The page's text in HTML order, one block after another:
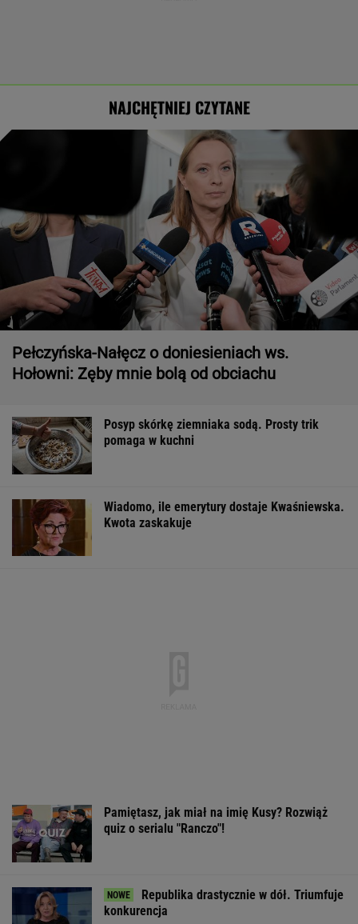
NAJCHĘTNIEJ CZYTANE
Pełczyńska-Nałęcz o doniesieniach ws.
Hołowni: Zęby mnie bolą od obciachu
Posyp skórkę ziemniaka sodą. Prosty trik
pomaga w kuchni
Wiadomo, ile emerytury dostaje Kwaśniewska.
Kwota zaskakuje
Pamiętasz, jak miał na imię Kusy? Rozwiąż
quiz o serialu "Ranczo"!
Republika drastycznie w dół. Triumfuje
konkurencja